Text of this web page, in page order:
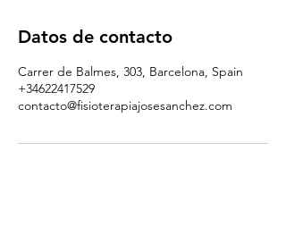
Datos de contacto
Carrer de Balmes, 303, Barcelona, Spain
+34622417529
contacto@fisioterapiajosesanchez.com